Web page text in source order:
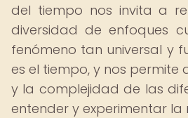
del tiempo nos invita a
diversidad de enfoques
fenómeno tan universal y
es el tiempo, y nos permite
y la complejidad de las
entender y experimentar la